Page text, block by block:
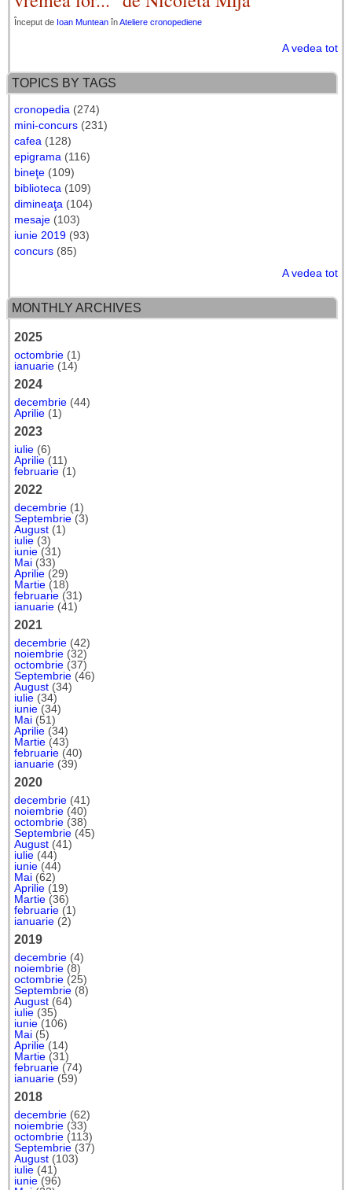
Început de Ioan Muntean înAteliere cronopediene
A vedea tot
TOPICS BY TAGS
cronopedia (274)
mini-concurs (231)
cafea (128)
epigrama (116)
bineţe (109)
biblioteca (109)
dimineaţa (104)
mesaje (103)
iunie 2019 (93)
concurs (85)
A vedea tot
MONTHLY ARCHIVES
2025
octombrie (1)
ianuarie (14)
2024
decembrie (44)
Aprilie (1)
2023
iulie (6)
Aprilie (11)
februarie (1)
2022
decembrie (1)
Septembrie (3)
August (1)
iulie (3)
iunie (31)
Mai (33)
Aprilie (29)
Martie (18)
februarie (31)
ianuarie (41)
2021
decembrie (42)
noiembrie (32)
octombrie (37)
Septembrie (46)
August (34)
iulie (34)
iunie (34)
Mai (51)
Aprilie (34)
Martie (43)
februarie (40)
ianuarie (39)
2020
decembrie (41)
noiembrie (40)
octombrie (38)
Septembrie (45)
August (41)
iulie (44)
iunie (44)
Mai (62)
Aprilie (19)
Martie (36)
februarie (1)
ianuarie (2)
2019
decembrie (4)
noiembrie (8)
octombrie (25)
Septembrie (8)
August (64)
iulie (35)
iunie (106)
Mai (5)
Aprilie (14)
Martie (31)
februarie (74)
ianuarie (59)
2018
decembrie (62)
noiembrie (33)
octombrie (113)
Septembrie (37)
August (103)
iulie (41)
iunie (96)